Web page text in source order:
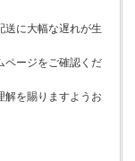
送に大幅な遅れが生
ページをご確認くだ
解を賜りますようお